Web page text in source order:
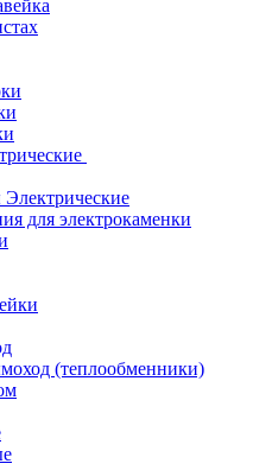
для электрокаменки
(теплообменники)